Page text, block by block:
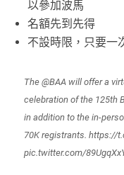
以參加波馬
名額先到先得
不設時限，只要一
The@BAA will offer a
celebration of the 125th
in addition to the in-
70K registrants.https://
pic.twitter.com/